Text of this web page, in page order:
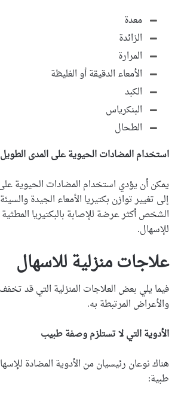
معدة
الزائدة
المرارة
الأمعاء الدقيقة أو الغليظة
الكبد
البنكرياس
الطحال
استخدام المضادات الحيوية على المدى الطويل
يمكن أن يؤدي استخدام المضادات الحيوية
إلى تغيير توازن بكتيريا الأمعاء الجيدة
الشخص أكثر عرضة للإصابة بالبكتيريا المطثية
للإسهال.
علاجات منزلية للاسهال
فيما يلي بعض العلاجات المنزلية التي قد
والأعراض المرتبطة به.
الأدوية التي لا تستلزم وصفة طبيب
هناك نوعان رئيسيان من الأدوية المضادة
طبية: